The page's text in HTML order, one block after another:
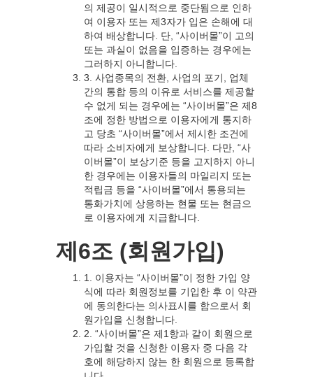
의 제공이 일시적으로 중단됨으로 인하
여 이용자 또는 제3자가 입은 손해에 대
하여 배상합니다. 단, “사이버몰”이 고의
또는 과실이 없음을 입증하는 경우에는
그러하지 아니합니다.
3. 사업종목의 전환, 사업의 포기, 업체
간의 통합 등의 이유로 서비스를 제공할
수 없게 되는 경우에는 “사이버몰”은 제8
조에 정한 방법으로 이용자에게 통지하
고 당초 “사이버몰”에서 제시한 조건에
따라 소비자에게 보상합니다. 다만, “사
이버몰”이 보상기준 등을 고지하지 아니
한 경우에는 이용자들의 마일리지 또는
적립금 등을 “사이버몰”에서 통용되는
통화가치에 상응하는 현물 또는 현금으
로 이용자에게 지급합니다.
제6조 (회원가입)
1. 이용자는 “사이버몰”이 정한 가입 양
식에 따라 회원정보를 기입한 후 이 약관
에 동의한다는 의사표시를 함으로서 회
원가입을 신청합니다.
2. “사이버몰”은 제1항과 같이 회원으로
가입할 것을 신청한 이용자 중 다음 각
호에 해당하지 않는 한 회원으로 등록합